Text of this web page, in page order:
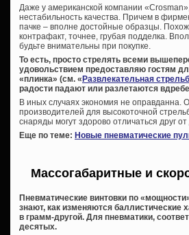
Даже у американской компании
нестабильность качества. Причем в
пачке – вполне достойные образцы.
контрафакт, точнее, грубая подделка.
будьте внимательны при покупке.
То есть, просто стрелять всеми
удовольствием предоставляю гостям
«плинка» (см. « Развлекательная
радости падают или разлетаются
В иных случаях экономия не оправданна.
производителей для высокоточной
снаряды могут здорово отличаться друг
Еще по теме: Новые пневматические
Массогабаритные и
Пневматические винтовки по
знают, как изменяются баллистические
в грамм-другой. Для пневматики,
десятых.